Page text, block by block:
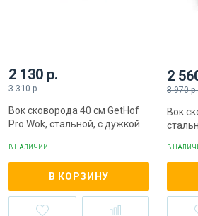
2 130 р.
3 310 р.
Вок сковорода 40 см GetHof
Pro Wok, стальной, с дужкой
В НАЛИЧИИ
В КОРЗИНУ
2
3 970 р.
Вок
В